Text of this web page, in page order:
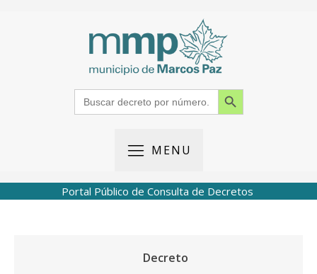
Search
for:
Search Button
MENU
Portal Público de Consulta de Decretos
Decreto